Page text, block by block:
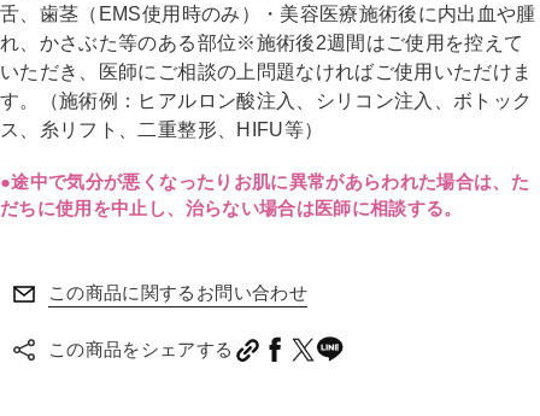
舌、歯茎（EMS使用時のみ）
・美容医療施術後に内出血や腫
れ、かさぶた等のある部位※施術後2週間はご使用を控えて
いただき、医師にご相談の上問題なければご使用いただけま
す。
（施術例：ヒアルロン酸注入、シリコン注入、ボトック
ス、糸リフト、二重整形、HIFU等）
●途中で気分が悪くなったりお肌に異常があらわれた場合は、た
だちに使用を中止し、治らない場合は医師に相談する。
この商品に関するお問い合わせ
この商品をシェアする